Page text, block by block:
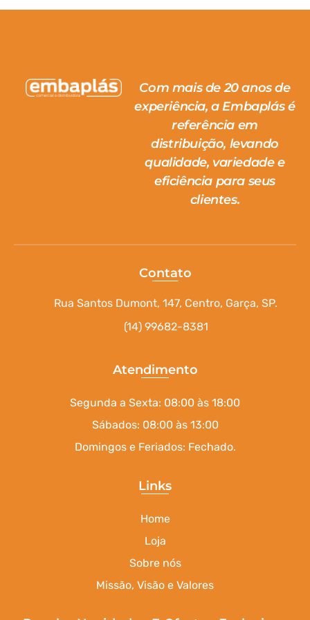
Com mais de 20 anos de
experiência, a Embaplás é
referência em
distribuição, levando
qualidade, variedade e
eficiência para seus
clientes.
Contato
Rua Santos Dumont, 147, Centro, Garça, SP.
(14) 99682-8381
Atendimento
Segunda a Sexta: 08:00 às 18:00
Sábados: 08:00 às 13:00
Domingos e Feriados: Fechado.
Links
Home
Loja
Sobre nós
Missão, Visão e Valores